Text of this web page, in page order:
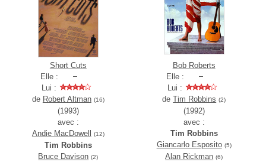
Short Cuts
Elle :
Lui :
de Robert Altman (16)
(1993)
avec :
Andie MacDowell
(12)
Tim Robbins
Bruce Davison (2)
Bob Roberts
Elle :
Lui :
deTim Robbins (2)
(1992)
avec :
Tim Robbins
Giancarlo Esposito (5)
Alan Rickman (6)